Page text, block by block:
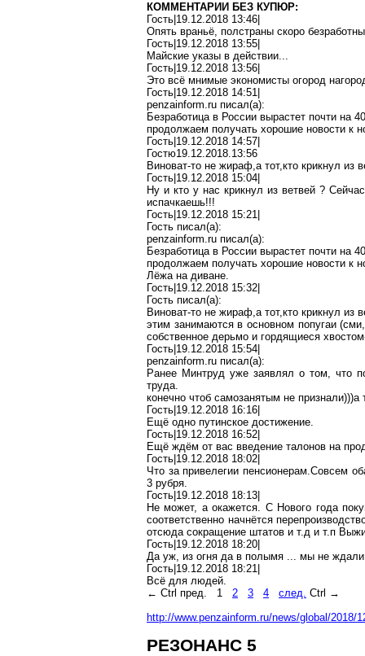
КОММЕНТАРИИ БЕЗ КУПЮР:
Гость|19.12.2018 13:46|
Опять враньё, полстраны скоро
Гость|19.12.2018 13:55|
Майские указы в действии...
Гость|19.12.2018 13:56|
Это всё мнимые экономисты огород
Гость|19.12.2018 14:51|
penzainform.ru писал(a):
Безработица в России вырастет почти на
продолжаем получать хорошие новости к
Гость|19.12.2018 14:57|
Гостю19.12.2018.13:56
Виноват-то не жираф,а тот,кто крикнул из
Гость|19.12.2018 15:04|
Ну и кто у нас крикнул из ветвей?Сейчас
испачкаешь!!!
Гость|19.12.2018 15:21|
Гость писал(a):
penzainform.ru писал(a):
Безработица в России вырастет почти на
продолжаем получать хорошие новости к
Лёжа на диване.
Гость|19.12.2018 15:32|
Гость писал(a):
Виноват-то не жираф,а тот,кто крикнул из
этим занимаются в основном попугаи (сми
собственное дерьмо и гордящиеся
Гость|19.12.2018 15:54|
penzainform.ru писал(a):
Ранее Минтруд уже заявлял о том, что
труда.
конечно чтоб самозанятым не признали)))а
Гость|19.12.2018 16:16|
Ещё одно путинское достижение.
Гость|19.12.2018 16:52|
Ещё ждём от вас введение талонов на
Гость|19.12.2018 18:02|
Что запривелегии пенсионерам.Совсем
3 рубря.
Гость|19.12.2018 18:13|
Не может, а окажется. С Нового года
соответственно начнётся
отсюда сокращение штатов и т.д и т.п В
Гость|19.12.2018 18:20|
Да уж, из огня да в полымя ... мы не ждали
Гость|19.12.2018 18:21|
Всё для людей.
← Ctrl пред. 1 2 3 4 след. Ctrl →
http://www.penzainform.ru/news/global/
РЕЗОНАНС 5